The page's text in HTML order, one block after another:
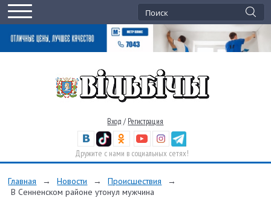
Вход / Регистрация
Дружите с нами в социальных сетях!
Главная → Новости → Происшествия
→
В Сенненском районе утонул мужчина